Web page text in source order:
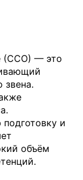
(ССО) — это
звена.
и
объём